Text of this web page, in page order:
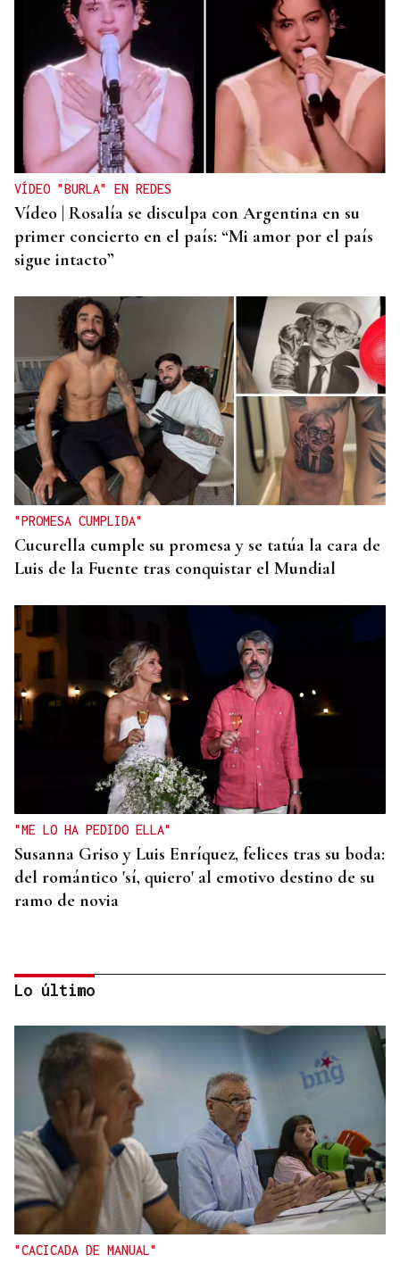
VÍDEO "BURLA" EN REDES
Vídeo | Rosalía se disculpa con Argentina en su
primer concierto en el país: “Mi amor por el país
sigue intacto”
"PROMESA CUMPLIDA"
Cucurella cumple su promesa y se tatúa la cara de
Luis de la Fuente tras conquistar el Mundial
"ME LO HA PEDIDO ELLA"
Susanna Griso y Luis Enríquez, felices tras su boda:
del romántico 'sí, quiero' al emotivo destino de su
ramo de novia
QUEN CHO DIXO
¿Sabe usted que la reina Letizia hizo un guiño a
Ourense en la final del Mundial?
Lo último
"CACICADA DE MANUAL"